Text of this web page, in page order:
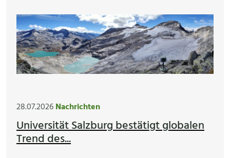
28.07.2026Nachrichten
Universität Salzburg bestätigt globalen
Trend des...